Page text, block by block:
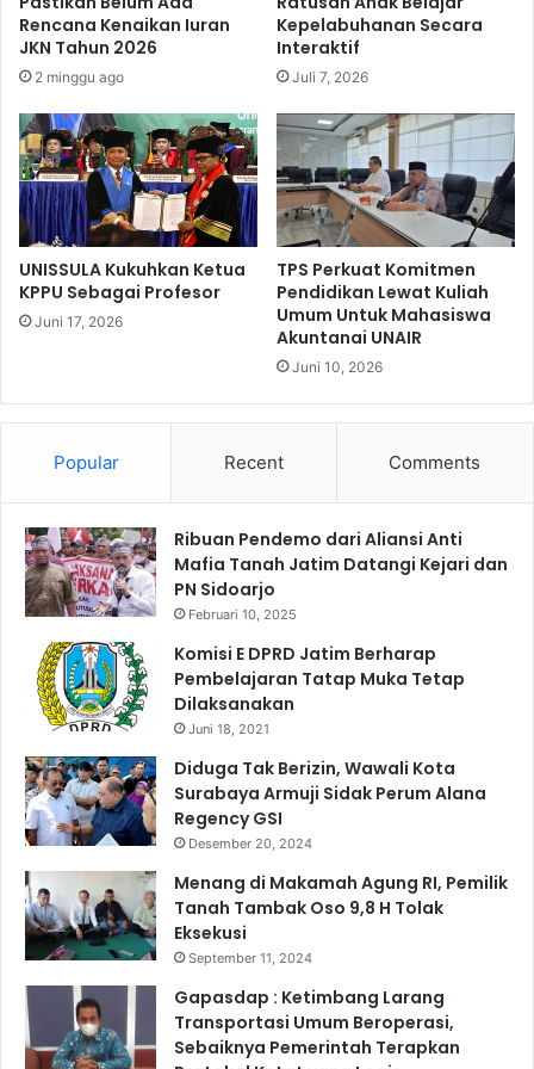
k
a
a
T
e
n
d
e
r
d
i
N
a
a
h
r
j
a
P
u
t
r
a
R
a
s
D
n
e
W
K
L
d
Rencana Kenaikan Iuran
JKN Tahun 2026
2 minggu ago
Kepelabuhanan Secara
Interaktif
Juli 7, 2026
UNISSULA Kukuhkan Ketua
KPPU Sebagai Profesor
Juni 17, 2026
TPS Perkuat Komitmen
Pendidikan Lewat Kuliah
Umum Untuk Mahasiswa
Akuntanai UNAIR
Juni 10, 2026
Popular Recent Comments
Ribuan Pendemo dari Aliansi Anti
Mafia Tanah Jatim Datangi Kejari dan
PN Sidoarjo
Februari 10, 2025
Komisi E DPRD Jatim Berharap
Pembelajaran Tatap Muka Tetap
Dilaksanakan
Juni 18, 2021
Diduga Tak Berizin, Wawali Kota
Surabaya Armuji Sidak Perum Alana
Regency GSI
Desember 20, 2024
Menang di Makamah Agung RI, Pemilik
Tanah Tambak Oso 9,8 H Tolak
Eksekusi
September 11, 2024
Gapasdap : Ketimbang Larang
Transportasi Umum Beroperasi,
Sebaiknya Pemerintah Terapkan